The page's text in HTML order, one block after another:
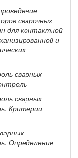
сварочных
для контактной
и
сварных
сварных
Критерии
Определение